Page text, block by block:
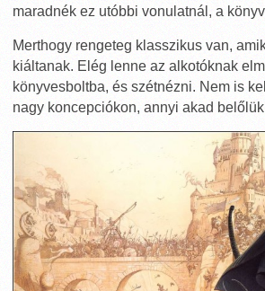
maradnék ez utóbbi vonulatnál, a
Merthogy rengeteg klasszikus van,
kiáltanak. Elég lenne az alkotóknak
könyvesboltba, és szétnézni. Nem is
nagy koncepciókon, annyi akad